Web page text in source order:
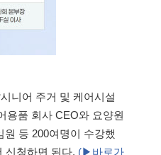
니어 주거 및 케어시설
용품 회사 CEO와 요양원
등 200여명이 수강했
신청하면 된다. (▶바로가